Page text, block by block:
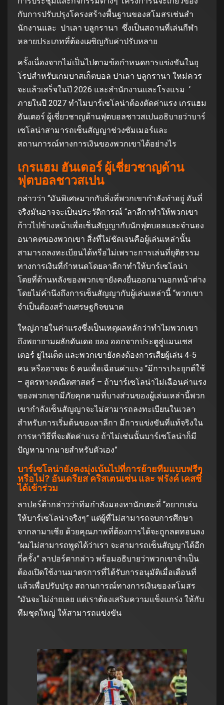
กับการปรับปรุงโครงสร้างพื้นฐานของสโมสรเช่นสํา
นักงานและ ปาเลา บลูกรานา ซึ่งเป็นสถานที่เล่นกีฬา
หลายประเภทที่ต้องเผชิญกับค่าปรับหลาย
ครั้งเนื่องจากไม่เป็นไปตามข้อกําหนดการแข่งขันในยุ
โรปสําหรับเกมบาสเก็ตบอล ปาเลา บลูกรานา ใหม่ควร
จะแล้วเสร็จในปี 2026 และสํานักงานและโรงแรม ‘
ภายในปี 2027 ทําไมบาร์เซโลน่าต้องตัดค่าแรง เกรแฮม
ฮันเตอร์ ผู้เชี่ยวชาญด้านฟุตบอลชาวสเปนอธิบายว่าบาร์
เซโลน่าสามารถเซ็นสัญญาช่วงซัมเมอร์และ
สถานการณ์ทางการเงินของพวกเขาได้อย่างไร
เกรแฮม ฮันเตอร์ ผู้เชี่ยวชาญด้าน
ฟุตบอลชาวสเปน
กล่าวว่า “มันพิเศษมากกับสิ่งที่พวกเขากําลังทําอยู่ อันที่
จริงมันอาจจะเป็นประวัติการณ์ “ลาลีกาทําให้พวกเขา
ก้าวไปข้างหน้าเพื่อเซ็นสัญญากับนักฟุตบอลและจํานอง
อนาคตของพวกเขา สิ่งที่ไม่ชัดเจนคือผู้เล่นเหล่านั้น
สามารถลงทะเบียนได้หรือไม่เพราะการเล่นที่ยุติธรรม
ทางการเงินที่กําหนดโดยลาลีกาทําให้บาร์เซโลน่า
โดยที่ด้านหลังของพวกเขายังคงยื่นออกมานอกหน้าต่าง
โดยไม่คํานึงถึงการเซ็นสัญญากับผู้เล่นเหล่านี้ “พวกเขา
จําเป็นต้องสร้างเศรษฐกิจขนาด
ใหญ่ภายในค่าแรงซึ่งเป็นเหตุผลหลักว่าทําไมพวกเขา
ถึงพยายามผลักดันเดอ ยอง ออกจากประตูสู่แมนเชส
เตอร์ ยูไนเต็ด และพวกเขายังคงต้องการเสียผู้เล่น 4-5
คน หรืออาจจะ 6 คนเพื่อเฉือนค่าแรง “มีการประยุกต์ใช้
– สูตรทางคณิตศาสตร์ – ถ้าบาร์เซโลน่าไม่เฉือนค่าแรง
ของพวกเขามีภัยคุกคามที่บางส่วนของผู้เล่นเหล่านี้พวก
เขากําลังเซ็นสัญญาจะไม่สามารถลงทะเบียนในเวลา
สําหรับการเริ่มต้นของลาลีกา มีการแข่งขันที่แท้จริงใน
การหาวิธีที่จะตัดค่าแรง ถ้าไม่เช่นนั้นบาร์เซโลน่าก็มี
ปัญหามากมายสําหรับตัวเอง”
บาร์เซโลน่ายังคงมุ่งเน้นไปที่การย้ายทีมแบบฟรีๆ
หรือไม่? อันเดรียส คริสเตนเซ่น และ ฟรังค์ เคสซี่
ได้เข้าร่วม
ลาปอร์ต้ากล่าวว่าทีมกําลังมองหานักเตะที่ “อยากเล่น
ให้บาร์เซโลน่าจริงๆ” แต่ผู้ที่ไม่สามารถจบการศึกษา
จากลามาเซีย ด้วยคุณภาพที่ต้องการได้จะถูกลดทอนลง
“ผมไม่สามารถพูดได้ว่าเรา จะสามารถเซ็นสัญญาได้อีก
กี่ครั้ง” ลาปอร์ตากล่าว พร้อมอธิบายว่าพวกเขาจําเป็น
ต้องเปิดใช้งานมาตรการที่ได้รับการอนุมัติเมื่อเดือนที่
แล้วเพื่อปรับปรุง สถานการณ์ทางการเงินของสโมสร
“มันจะไม่ง่ายเลย แต่เราต้องเสริมความแข็งแกร่ง ให้กับ
ทีมชุดใหญ่ ให้สามารถแข่งขัน